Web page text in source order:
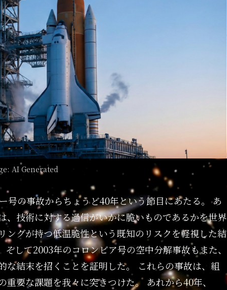
AI Generated
号の事故からちょうど40年という節目にあたる。 あ
、技術に対する過信がいかに脆いものであるかを世界
ングが持つ低温脆性という既知のリスクを軽視した結
して2003年のコロンビア号の空中分解事故もまた、
結末を招くことを証明した。 これらの事故は、組
要な課題を我々に突きつけた。 あれから40年、